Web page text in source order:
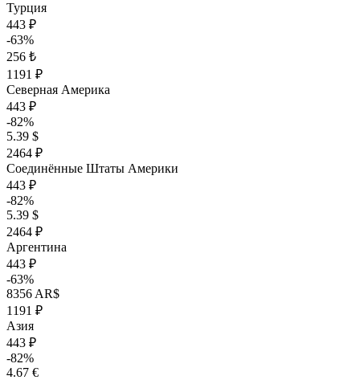
Турция
443 ₽
-63%
256 ₺
1191 ₽
Северная Америка
443 ₽
-82%
5.39 $
2464 ₽
Соединённые Штаты Америки
443 ₽
-82%
5.39 $
2464 ₽
Аргентина
443 ₽
-63%
8356 AR$
1191 ₽
Азия
443 ₽
-82%
4.67 €